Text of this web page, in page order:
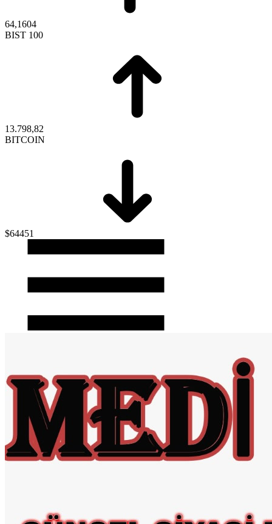
64,1604
BIST 100
13.798,82
BITCOIN
$64451